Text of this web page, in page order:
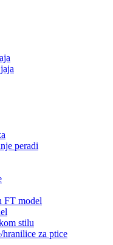
peradi
FT model
stilu
za ptice